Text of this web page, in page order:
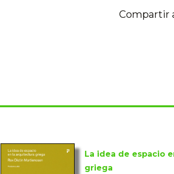
Compartir
La idea de espacio
griega